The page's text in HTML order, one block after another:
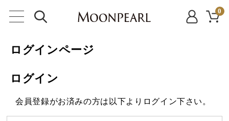
0
ログインページ
ログイン
会員登録がお済みの方は以下よりログイン下さい。